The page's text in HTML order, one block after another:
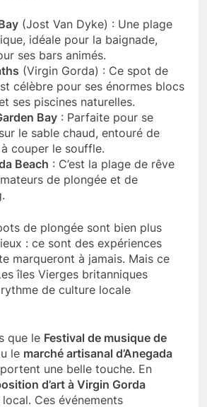
(Jost Van Dyke) : Une plage
idéale pour la baignade,
ses bars animés.
(Virgin Gorda) : Ce spot de
célèbre pour ses énormes blocs
ses piscines naturelles.
Bay : Parfaite pour se
le sable chaud, entouré de
couper le souffle.
Beach : C’est la plage de rêve
de plongée et de
de plongée sont bien plus
: ce sont des expériences
marqueront à jamais. Mais ce
îles Vierges britanniques
de culture locale
que le Festival de musique de
le marché artisanal d’Anegada
une belle touche. En
d’art à Virgin Gorda
Ces événements